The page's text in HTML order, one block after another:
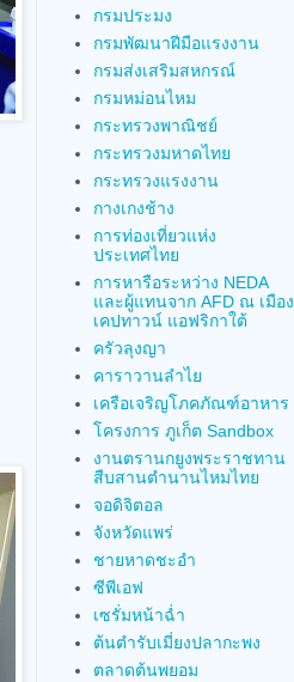
กรมประมง
กรมพัฒนาฝีมือแรงงาน
กรมส่งเสริมสหกรณ์
กรมหม่อนไหม
กระทรวงพาณิชย์
กระทรวงมหาดไทย
กระทรวงแรงงาน
กางเกงช้าง
การท่องเที่ยวแห่ง
ประเทศไทย
การหารือระหว่าง NEDA
และผู้แทนจาก AFD ณ เมือง
เคปทาวน์ แอฟริกาใต้
ครัวลุงญา
คาราวานลำไย
เครือเจริญโภคภัณฑ์อาหาร
โครงการ ภูเก็ต Sandbox
งานตรานกยูงพระราชทาน
สืบสานตำนานไหมไทย
จอดิจิตอล
จังหวัดแพร่
ชายหาดชะอำ
ซีพีเอฟ
เซรั่มหน้าฉ่ำ
ต้นตำรับเมี่ยงปลากะพง
ตลาดต้นพยอม